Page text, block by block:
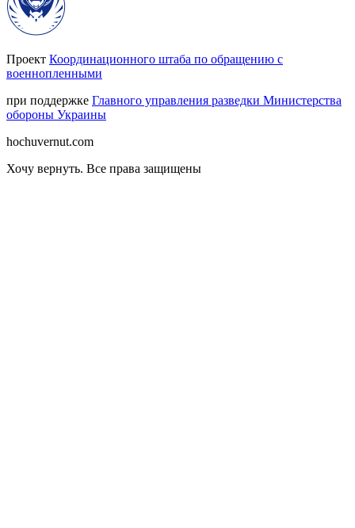
Проект Координационного штаба по обращению с
военнопленными
при поддержке Главного управления разведки Министерства
обороны Украины
hochuvernut.com
Хочу вернуть. Все права защищены